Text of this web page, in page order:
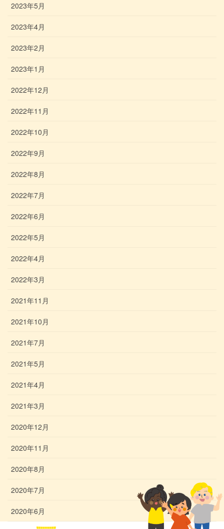
2023年5月
2023年4月
2023年2月
2023年1月
2022年12月
2022年11月
2022年10月
2022年9月
2022年8月
2022年7月
2022年6月
2022年5月
2022年4月
2022年3月
2021年11月
2021年10月
2021年7月
2021年5月
2021年4月
2021年3月
2020年12月
2020年11月
2020年8月
2020年7月
2020年6月